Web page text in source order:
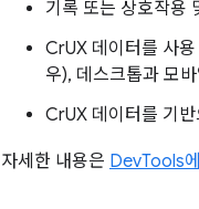
기록 또는 상호작용
CrUX 데이터를 사
우), 데스크톱과 모
CrUX 데이터를 기
자세한 내용은 DevTools